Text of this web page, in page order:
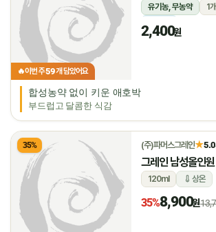
🔥이번 주59개 담았어요
유기농, 무농약 1개
2,400원
합성농약 없이 키운 애호박
부드럽고 달콤한 식감
35% (주)파머스그레인★5.0
그레인 남성올인원
120ml 상온
35%8,900원